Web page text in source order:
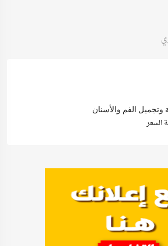
الفم والأسنان
السعر